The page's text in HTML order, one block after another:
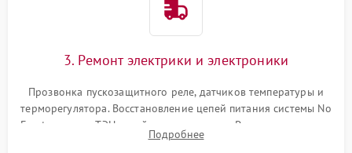
3. Ремонт электрики и электроники
Прозвонка пускозащитного реле, датчиков температуры и
терморегулятора. Восстановление цепей питания системы No
Frost, включая ТЭН оттайки и вентилятор. Ремонт или замена
платы управления при сбоях алгоритмов.
Подробнее